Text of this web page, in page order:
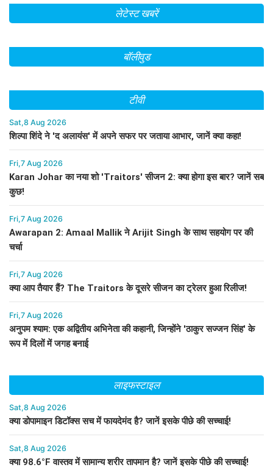
लेटेस्ट खबरें
बॉलीवुड
टीवी
Sat,8 Aug 2026
शिल्पा शिंदे ने 'द अलायंस' में अपने सफर पर जताया आभार, जानें क्या कहा!
Fri,7 Aug 2026
Karan Johar का नया शो 'Traitors' सीजन 2: क्या होगा इस बार? जानें सब
कुछ!
Fri,7 Aug 2026
Awarapan 2: Amaal Mallik ने Arijit Singh के साथ सहयोग पर की
चर्चा
Fri,7 Aug 2026
क्या आप तैयार हैं? The Traitors के दूसरे सीजन का ट्रेलर हुआ रिलीज!
Fri,7 Aug 2026
अनुपम श्याम: एक अद्वितीय अभिनेता की कहानी, जिन्होंने 'ठाकुर सज्जन सिंह' के
रूप में दिलों में जगह बनाई
लाइफस्टाइल
Sat,8 Aug 2026
क्या डोपामाइन डिटॉक्स सच में फायदेमंद है? जानें इसके पीछे की सच्चाई!
Sat,8 Aug 2026
क्या 98.6°F वास्तव में सामान्य शरीर तापमान है? जानें इसके पीछे की सच्चाई!